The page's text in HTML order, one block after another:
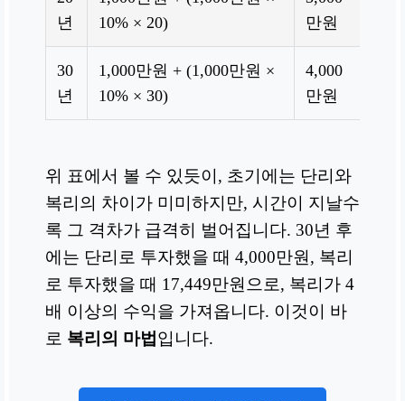
년
10% × 20)
만원
30
년
1,000만원 + (1,000만원 ×
10% × 30)
4,000
만원
위 표에서 볼 수 있듯이, 초기에는 단리와
복리의 차이가 미미하지만, 시간이 지날수
록 그 격차가 급격히 벌어집니다. 30년 후
에는 단리로 투자했을 때 4,000만원, 복리
로 투자했을 때 17,449만원으로, 복리가 4
배 이상의 수익을 가져옵니다. 이것이 바
로 복리의 마법 입니다.